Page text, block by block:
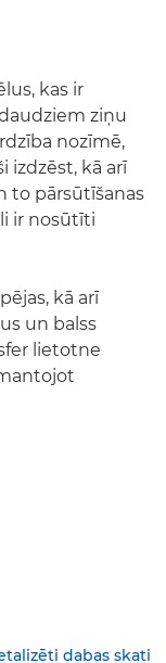
kas ir
ziņu
nozīmē,
izdzēst, kā arī
to pārsūtīšanas
ir nosūtīti
kā arī
un balss
lietotne